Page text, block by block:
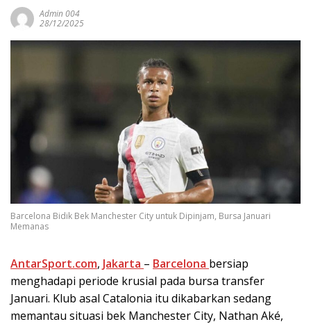
Admin 004
28/12/2025
Barcelona Bidik Bek Manchester City untuk Dipinjam, Bursa Januari
Memanas
AntarSport.com, Jakarta – Barcelona bersiap
menghadapi periode krusial pada bursa transfer
Januari. Klub asal Catalonia itu dikabarkan sedang
memantau situasi bek Manchester City, Nathan Aké,